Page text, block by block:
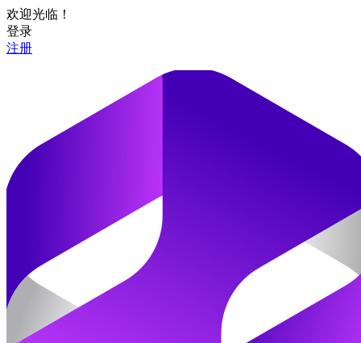
欢迎光临！
登录
注册